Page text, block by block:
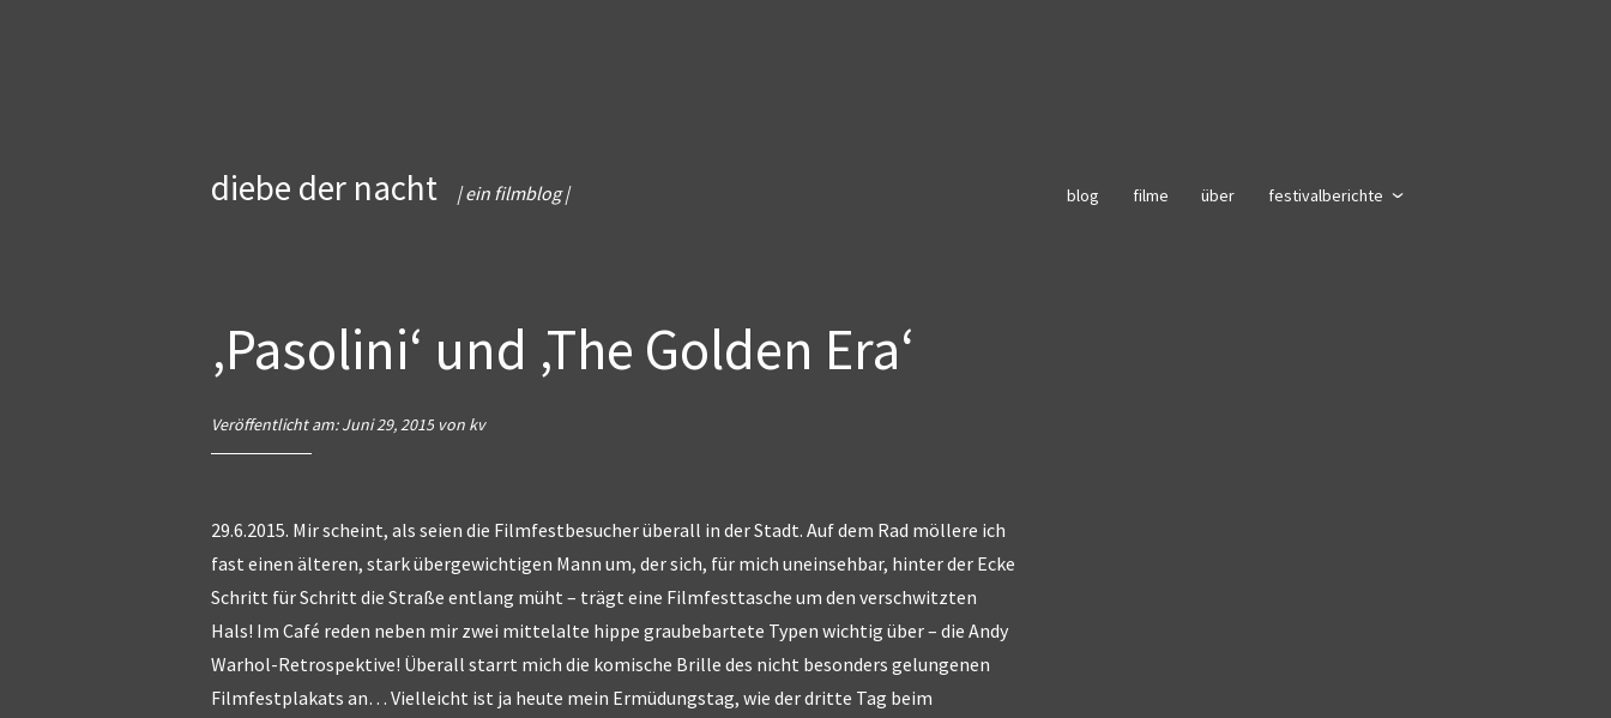
Inhaltdiebe der nacht | ein filmblog | blog filme über festivalberichte
‚Pasolini‘ und ‚The Golden Era‘
Veröffentlicht am:Juni 29, 2015 von kv
29.6.2015. Mir scheint, als seien die Filmfestbesucher überall in der Stadt. Auf dem Rad möllere ich
fast einen älteren, stark übergewichtigen Mann um, der sich, für mich uneinsehbar, hinter der Ecke
Schritt für Schritt die Straße entlang müht – trägt eine Filmfesttasche um den verschwitzten
Hals! Im Café reden neben mir zwei mittelalte hippe graubebartete Typen wichtig über – die Andy
Warhol-Retrospektive! Überall starrt mich die komische Brille des nicht besonders gelungenen
Filmfestplakats an… Vielleicht ist ja heute mein Ermüdungstag, wie der dritte Tag beim